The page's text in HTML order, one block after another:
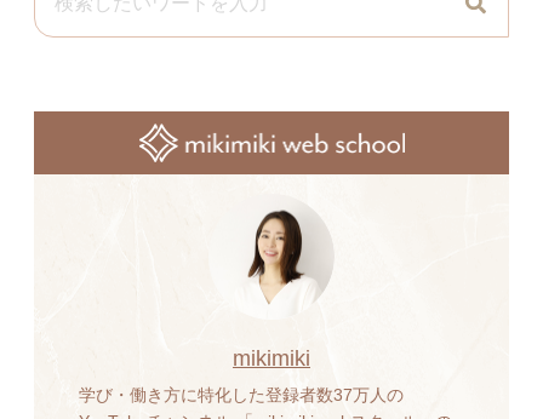
mikimiki
学び・働き方に特化した登録者数37万人の